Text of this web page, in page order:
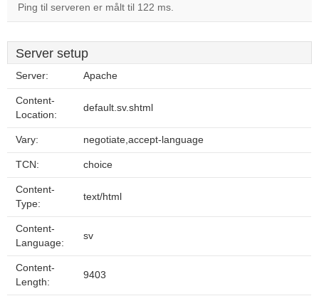
Ping til serveren er målt til 122 ms.
Server setup
Server: Apache
Content-
Location:
default.sv.shtml
Vary: negotiate,accept-language
TCN: choice
Content-
Type:
text/html
Content-
Language:
sv
Content-
Length:
9403